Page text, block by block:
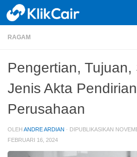
Skip to content
RAGAM
Pengertian, Tujuan,
Jenis Akta Pendirian
Perusahaan
OLEH ANDRE ARDIAN · DIPUBLIKASIKAN
FEBRUARI 16, 2024